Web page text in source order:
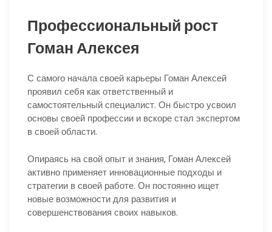
Профессиональный рост
Гоман Алексея
С самого начала своей карьеры Гоман Алексей
проявил себя как ответственный и
самостоятельный специалист. Он быстро усвоил
основы своей профессии и вскоре стал экспертом
в своей области.
Опираясь на свой опыт и знания, Гоман Алексей
активно применяет инновационные подходы и
стратегии в своей работе. Он постоянно ищет
новые возможности для развития и
совершенствования своих навыков.